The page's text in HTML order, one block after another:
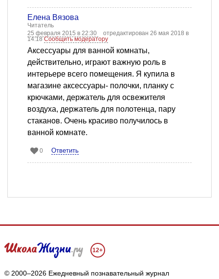
Елена Вязова
Читатель
25 февраля 2015 в 22:30
отредактирован 26 мая 2018 в
14:18Сообщить модератору
Аксессуары для ванной комнаты,
действительно, играют важную роль в
интерьере всего помещения. Я купила в
магазине аксессуары- полочки, планку с
крючками, держатель для освежителя
воздуха, держатель для полотенца, пару
стаканов. Очень красиво получилось в
ванной комнате.
0 Ответить
12+
© 2000–2026 Ежедневный познавательный журнал